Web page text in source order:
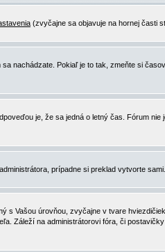
(zvyčajne sa objavuje na hornej časti
Pokiaľ je to tak, zmeňte si
je, že sa jedná o letný čas. Fórum
prípadne si preklad vytvorte
Vašou úrovňou, zvyčajne v tvare
Záleží na administrátorovi fóra, či